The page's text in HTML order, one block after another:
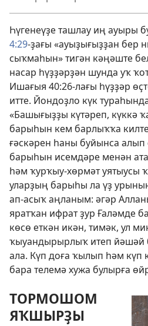
Һүгенеүҙе ташлау иң ауыры
4:29-ҙағы «ауыҙығыҙҙан бер
сыҡмаһын» тигән кәңәште
насар һүҙҙәрҙән шунда уҡ
Ишағыя 40:26-лағы һүҙҙәр
итте. Йондоҙло күк
«Башығыҙҙы күтәреп, күккә
барыһын кем барлыҡҡа
ғәскәрен һаны буйынса алып
барыһын исемдәре менән
һәм ҡурҡыу-хөрмәт уятыусы
уларҙың барыһы ла үҙ
ап-асыҡ аңланым: әгәр
яратҡан ифрат ҙур Ғаләмде
көсө еткән икән, тимәк, ул
ҡыуандырырлыҡ итеп йәшәй
ала. Күп доға ҡылып һәм күп
бара телемә хужа булырға
ТОРМОШОМ
ЯҠШЫРҘЫ